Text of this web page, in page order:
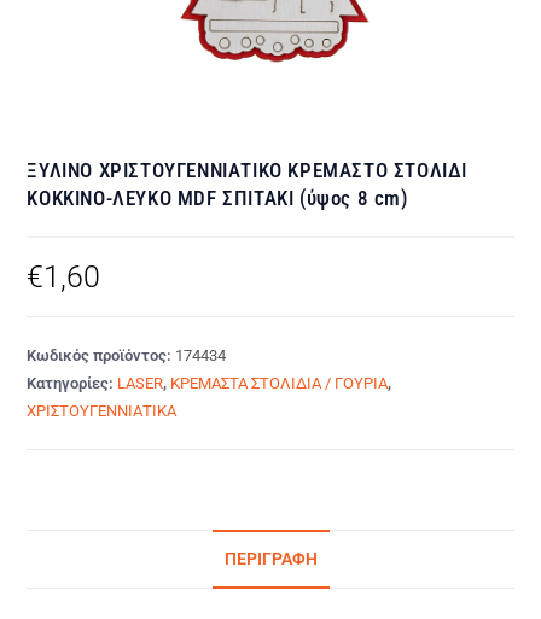
ΞΥΛΙΝΟ ΧΡΙΣΤΟΥΓΕΝΝΙΑΤΙΚΟ ΚΡΕΜΑΣΤΟ ΣΤΟΛΙΔΙ
ΚΟΚΚΙΝΟ-ΛΕΥΚΟ MDF ΣΠΙΤΑΚΙ (ύψος 8 cm)
€1,60
Κωδικός προϊόντος: 174434
Κατηγορίες: LASER, ΚΡΕΜΑΣΤΑ ΣΤΟΛΙΔΙΑ / ΓΟΥΡΙΑ,
ΧΡΙΣΤΟΥΓΕΝΝΙΑΤΙΚΑ
ΠΕΡΙΓΡΑΦΉ